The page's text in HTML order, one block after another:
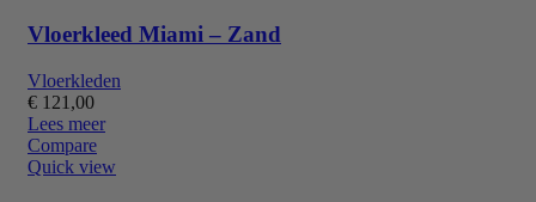
Vloerkleed Miami – Zand
Vloerkleden
€ 121,00
Lees meer
Compare
Quick view